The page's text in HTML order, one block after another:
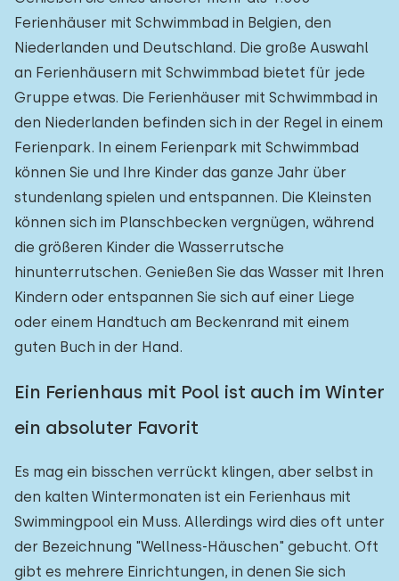
Ferienhäuser mit Schwimmbad in Belgien, den
Niederlanden und Deutschland. Die große Auswahl
an Ferienhäusern mit Schwimmbad bietet für jede
Gruppe etwas. Die Ferienhäuser mit Schwimmbad in
den Niederlanden befinden sich in der Regel in einem
Ferienpark. In einem Ferienpark mit Schwimmbad
können Sie und Ihre Kinder das ganze Jahr über
stundenlang spielen und entspannen. Die Kleinsten
können sich im Planschbecken vergnügen, während
die größeren Kinder die Wasserrutsche
hinunterrutschen. Genießen Sie das Wasser mit Ihren
Kindern oder entspannen Sie sich auf einer Liege
oder einem Handtuch am Beckenrand mit einem
guten Buch in der Hand.
Ein Ferienhaus mit Pool ist auch im Winter
ein absoluter Favorit
Es mag ein bisschen verrückt klingen, aber selbst in
den kalten Wintermonaten ist ein Ferienhaus mit
Swimmingpool ein Muss. Allerdings wird dies oft unter
der Bezeichnung "Wellness-Häuschen" gebucht. Oft
gibt es mehrere Einrichtungen, in denen Sie sich